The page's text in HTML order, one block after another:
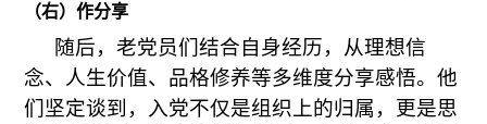
（右）作分享
随后，老党员们结合自身经历，从理想信
念、人生价值、品格修养等多维度分享感悟。他
们坚定谈到，入党不仅是组织上的归属，更是思